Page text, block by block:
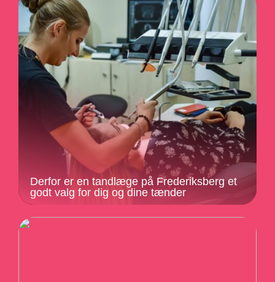
Derfor er en tandlæge på Frederiksberg et
godt valg for dig og dine tænder